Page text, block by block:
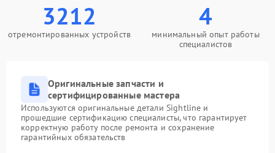
3212
отремонтированных устройств
4
минимальный опыт работы
специалистов
Оригинальные запчасти и
сертифицированные мастера
Используются оригинальные детали Sightline и
прошедшие сертификацию специалисты, что гарантирует
корректную работу после ремонта и сохранение
гарантийных обязательств